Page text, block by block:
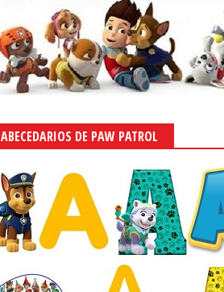
ABECEDARIOS DE PAW PATROL